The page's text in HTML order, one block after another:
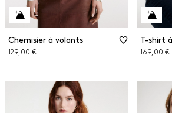
Chemisier à volants
129,00 € 169,00 €